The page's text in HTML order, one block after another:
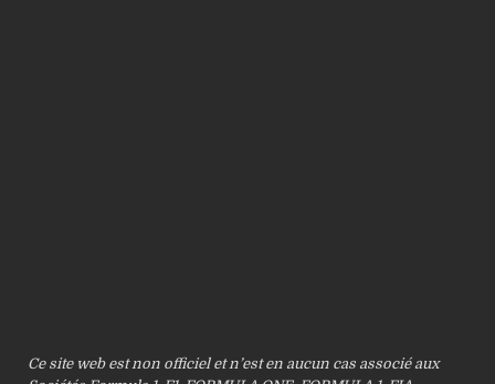
Ce site web est non officiel et n’est en aucun cas associé aux